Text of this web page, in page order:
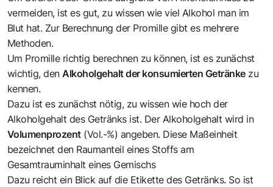
vermeiden, ist es gut, zu wissen wie viel Alkohol man im
Blut hat. Zur Berechnung der Promille gibt es mehrere
Methoden.
Um Promille richtig berechnen zu können, ist es zunächst
wichtig, den Alkoholgehalt der konsumierten Getränke zu
kennen.
Dazu ist es zunächst nötig, zu wissen wie hoch der
Alkoholgehalt des Getränks ist. Der Alkoholgehalt wird in
Volumenprozent (Vol.-%) angeben. Diese Maßeinheit
bezeichnet den Raumanteil eines Stoffs am
Gesamtrauminhalt eines Gemischs
Dazu reicht ein Blick auf die Etikette des Getränks. So ist